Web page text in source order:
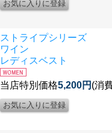
ストライプシリーズ
ワイン
レディスベスト
当店特別価格5,200円 (消